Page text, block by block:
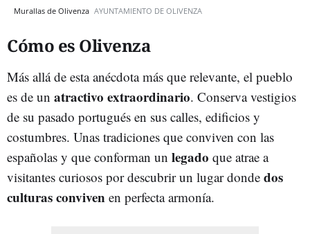
Murallas de Olivenza AYUNTAMIENTO DE OLIVENZA
Cómo es Olivenza
Más allá de esta anécdota más que relevante, el pueblo
es de un atractivo extraordinario. Conserva vestigios
de su pasado portugués en sus calles, edificios y
costumbres. Unas tradiciones que conviven con las
españolas y que conforman un legado que atrae a
visitantes curiosos por descubrir un lugar donde dos
culturas conviven en perfecta armonía.